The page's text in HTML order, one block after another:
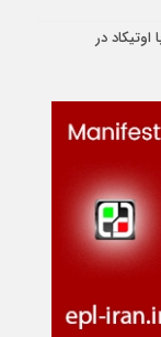
در